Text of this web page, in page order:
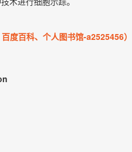
百度百科、个人图书馆-a2525456）